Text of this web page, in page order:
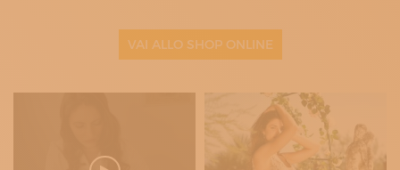
VAI ALLO SHOP ONLINE